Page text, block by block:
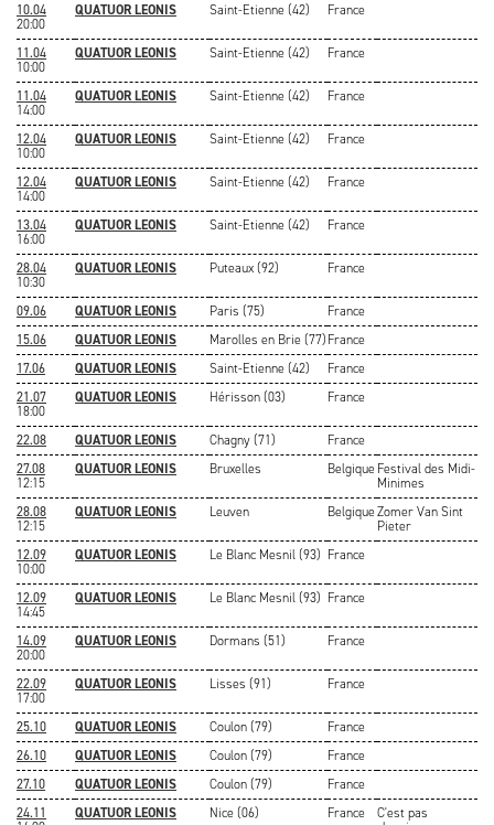
10.04
20:00
QUATUOR LEONIS Saint-Etienne (42) France
11.04
10:00
QUATUOR LEONIS Saint-Etienne (42) France
11.04
14:00
QUATUOR LEONIS Saint-Etienne (42) France
12.04
10:00
QUATUOR LEONIS Saint-Etienne (42) France
12.04
14:00
QUATUOR LEONIS Saint-Etienne (42) France
13.04
16:00
QUATUOR LEONIS Saint-Etienne (42) France
28.04
10:30
QUATUOR LEONIS Puteaux (92) France
09.06 QUATUOR LEONIS Paris (75)
France
15.06
QUATUOR LEONIS Marolles en Brie (77)France
17.06
QUATUOR LEONIS Saint-Etienne (42)
France
21.07
18:00
QUATUOR LEONIS Hérisson (03) France
22.08 QUATUOR LEONIS Chagny (71)
France
27.08
12:15
QUATUOR LEONIS Bruxelles BelgiqueFestival des Midi-
Minimes
28.08
12:15
QUATUOR LEONIS Leuven BelgiqueZomer Van Sint
Pieter
12.09
10:00
QUATUOR LEONIS Le Blanc Mesnil (93) France
12.09
14:45
QUATUOR LEONIS Le Blanc Mesnil (93) France
14.09
20:00
QUATUOR LEONIS Dormans (51) France
22.09
17:00
QUATUOR LEONIS Lisses (91) France
25.10 QUATUOR LEONIS Coulon (79)
France
26.10
QUATUOR LEONIS Coulon (79)
France
27.10
QUATUOR LEONIS Coulon (79)
France
24.11
QUATUOR LEONIS Nice (06) France
C'est pas